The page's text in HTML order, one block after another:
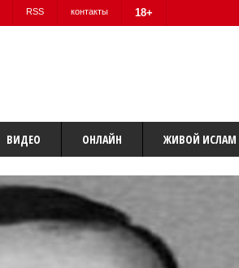
RSS контакты 18+
ВИДЕО ОНЛАЙН ЖИВОЙ ИСЛАМ